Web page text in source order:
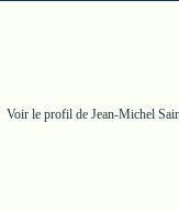
Voir le profil de Jean-Michel